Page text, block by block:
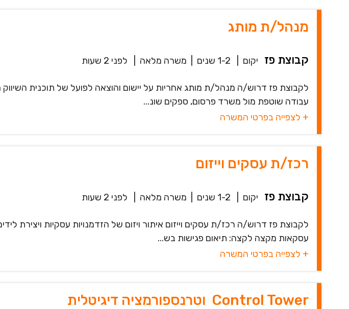
מנהל/ת מותג
קבוצת פז יקום 1-2 שנים משרה מלאה לפני 2 שעות
לקבוצת פז דרוש/ה מנהל/ת מותג אחריות על יישום והוצאה לפועל של תוכנית
עבודה שוטפת מול משרד פרסום, ספקים שונ...
+ לצפייה בפרטי המשרה
רכז/ת עסקים וייזום
קבוצת פז יקום 1-2 שנים משרה מלאה לפני 2 שעות
לקבוצת פז דרוש/ה רכז/ת עסקים וייזום איתור ויזום של הזדמנויות עסקיות ויצירת
עסקאות מקצה לקצה: תיאום פגישות בש...
+ לצפייה בפרטי המשרה
Control Tower וטרנספורמציה דיגיטלית